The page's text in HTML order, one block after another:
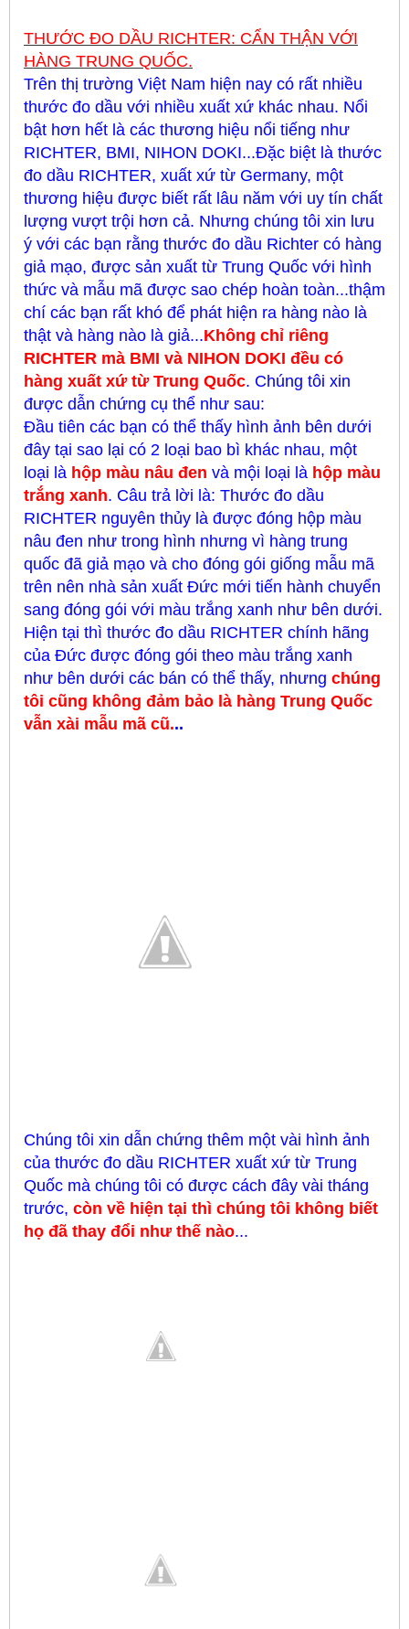
THƯỚC ĐO DẦU RICHTER: CẨN THẬN VỚI
HÀNG TRUNG QUỐC.
Trên thị trường Việt Nam hiện nay có rất nhiều
thước đo dầu với nhiều xuất xứ khác nhau. Nổi
bật hơn hết là các thương hiệu nổi tiếng như
RICHTER, BMI, NIHON DOKI...Đặc biệt là thước
đo dầu RICHTER, xuất xứ từ Germany, một
thương hiệu được biết rất lâu năm với uy tín chất
lượng vượt trội hơn cả. Nhưng chúng tôi xin lưu
ý với các bạn rằng thước đo dầu Richter có hàng
giả mạo, được sản xuất từ Trung Quốc với hình
thức và mẫu mã được sao chép hoàn toàn...thậm
chí các bạn rất khó để phát hiện ra hàng nào là
thật và hàng nào là giả...Không chỉ riêng
RICHTER mà BMI và NIHON DOKI đều có
hàng xuất xứ từ Trung Quốc. Chúng tôi xin
được dẫn chứng cụ thể như sau:
Đầu tiên các bạn có thể thấy hình ảnh bên dưới
đây tại sao lại có 2 loại bao bì khác nhau, một
loại là hộp màu nâu đen và mội loại là hộp màu
trắng xanh. Câu trả lời là: Thước đo dầu
RICHTER nguyên thủy là được đóng hộp màu
nâu đen như trong hình nhưng vì hàng trung
quốc đã giả mạo và cho đóng gói giống mẫu mã
trên nên nhà sản xuất Đức mới tiến hành chuyển
sang đóng gói với màu trắng xanh như bên dưới.
Hiện tại thì thước đo dầu RICHTER chính hãng
của Đức được đóng gói theo màu trắng xanh
như bên dưới các bán có thể thấy, nhưng chúng
tôi cũng không đảm bảo là hàng Trung Quốc
vẫn xài mẫu mã cũ...
Chúng tôi xin dẫn chứng thêm một vài hình ảnh
của thước đo dầu RICHTER xuất xứ từ Trung
Quốc mà chúng tôi có được cách đây vài tháng
trước, còn về hiện tại thì chúng tôi không biết
họ đã thay đổi như thế nào...